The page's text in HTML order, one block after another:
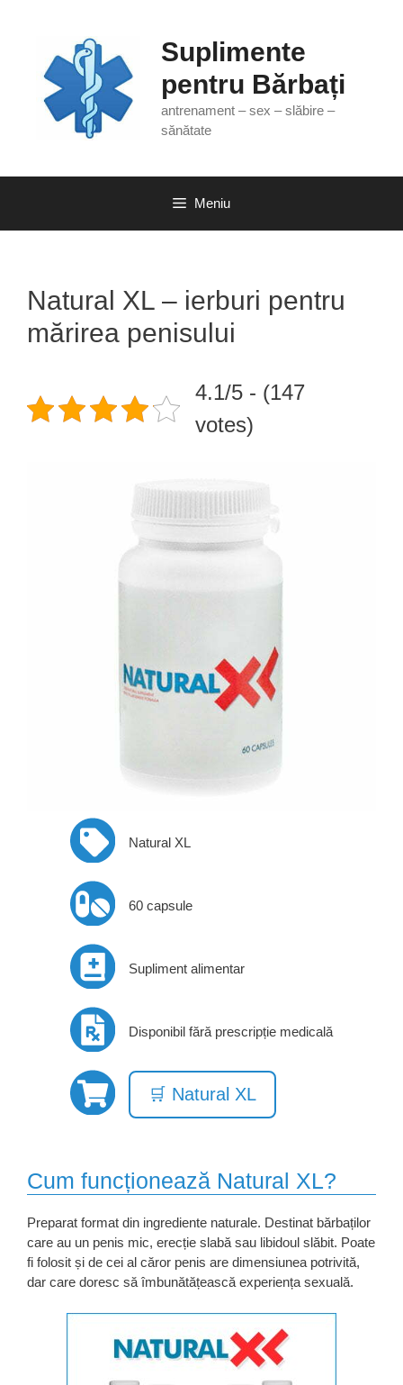
Suplimente
pentru Bărbați
antrenament – sex – slăbire –
sănătate
Meniu
Natural XL – ierburi pentru
mărirea penisului
4.1/5 - (147
votes)
Natural XL
60 capsule
Supliment alimentar
Disponibil fără prescripție medicală
🛒 Natural XL
Cum funcționează Natural XL?
Preparat format din ingrediente naturale. Destinat bărbaților
care au un penis mic, erecție slabă sau libidoul slăbit. Poate
fi folosit și de cei al căror penis are dimensiunea potrivită,
dar care doresc să îmbunătățească experiența sexuală.